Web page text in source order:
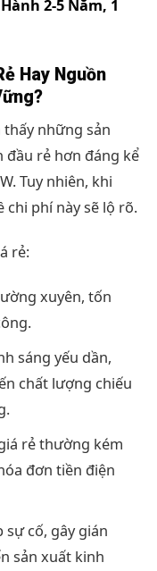
2-5 Năm, 1
Hay Nguồn
những sản
đầu rẻ hơn đáng kể
Tuy nhiên, khi
chi phí này sẽ lộ rõ.
rẻ:
xuyên, tốn
sáng yếu dần,
chất lượng chiếu
rẻ thường kém
đơn tiền điện
sự cố, gây gián
sản xuất kinh